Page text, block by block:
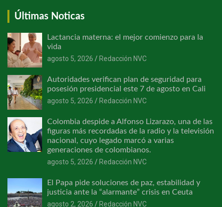
Últimas Noticas
Lactancia materna: el mejor comienzo para la
vida
agosto 5, 2026
Redacción NVC
Autoridades verifican plan de seguridad para
posesión presidencial este 7 de agosto en Cali
agosto 5, 2026
Redacción NVC
Colombia despide a Alfonso Lizarazo, una de las
figuras más recordadas de la radio y la televisión
nacional, cuyo legado marcó a varias
generaciones de colombianos.
agosto 5, 2026
Redacción NVC
El Papa pide soluciones de paz, estabilidad y
justicia ante la “alarmante” crisis en Ceuta
agosto 2, 2026
Redacción NVC